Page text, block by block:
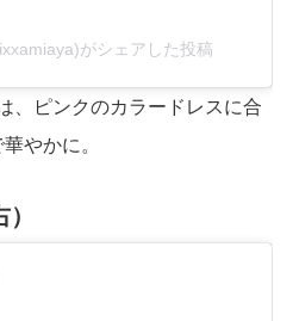
がシェアした投稿
、ピンクのカラードレスに合
やかに。